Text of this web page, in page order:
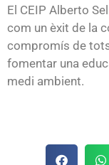
El CEIP Alberto
com un èxit de la
compromís de
fomentar una
medi ambient.